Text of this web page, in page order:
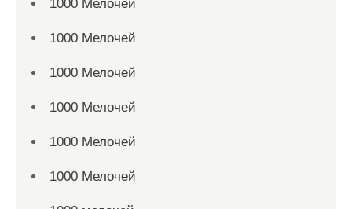
1000 Мелочей
1000 Мелочей
1000 Мелочей
1000 Мелочей
1000 Мелочей
1000 Мелочей